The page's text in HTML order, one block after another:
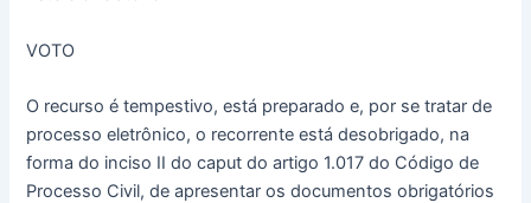
VOTO
O recurso é tempestivo, está preparado e, por se tratar de
processo eletrônico, o recorrente está desobrigado, na
forma do inciso II do caput do artigo 1.017 do Código de
Processo Civil, de apresentar os documentos obrigatórios